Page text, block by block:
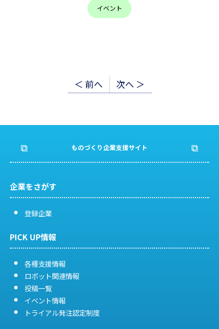
イベント
ナ
ビ
ゲ
ー
シ
ョ
ン
＜ 前へ 次へ ＞
ものづくり企業支援サイト
企業をさがす
登録企業
PICK UP情報
各種支援情報
ロボット関連情報
投稿一覧
イベント情報
トライアル発注認定制度